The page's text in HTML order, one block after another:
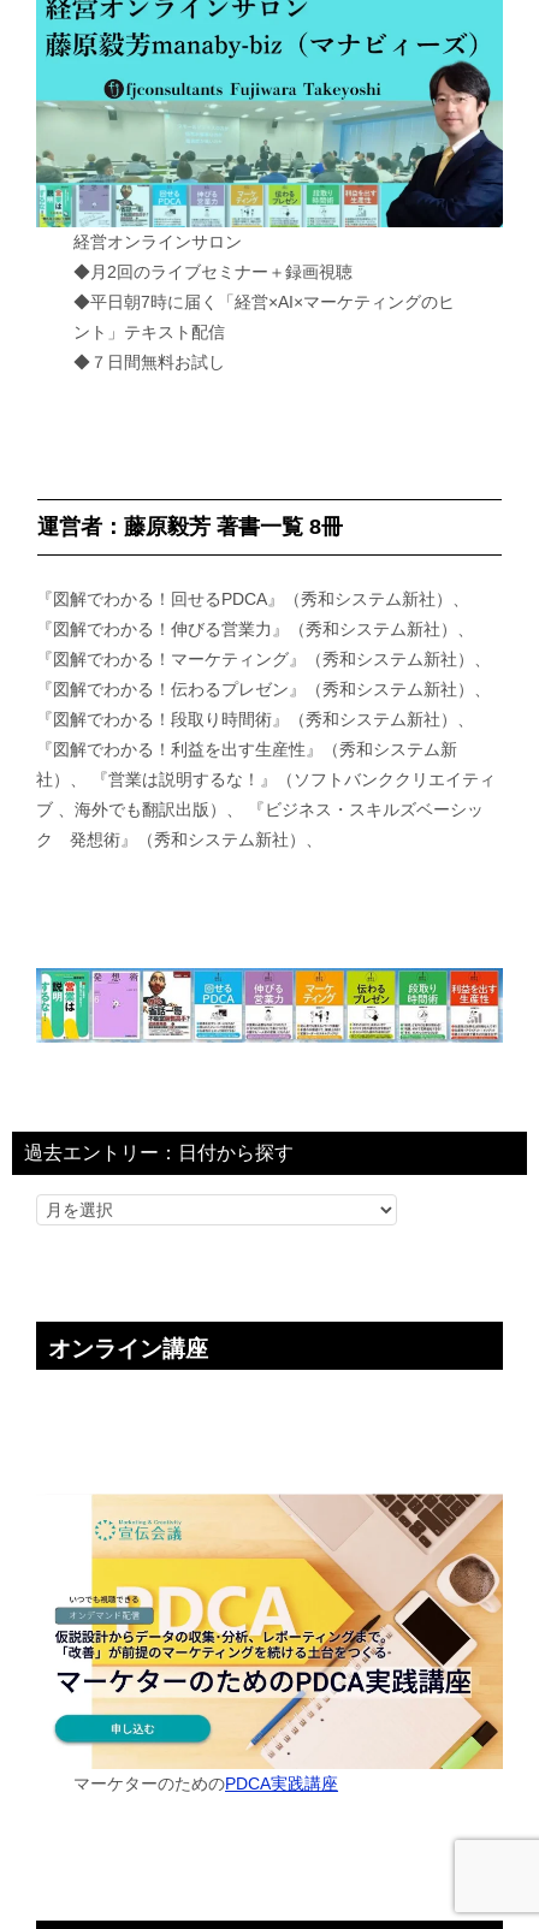
経営オンラインサロン
◆月2回のライブセミナー＋録画視聴
◆平日朝7時に届く「経営×AI×マーケティングのヒ
ント」テキスト配信
◆７日間無料お試し
運営者：藤原毅芳 著書一覧 8冊
『図解でわかる！回せるPDCA』（秀和システム新社）、
『図解でわかる！伸びる営業力』（秀和システム新社）、
『図解でわかる！マーケティング』（秀和システム新社）、
『図解でわかる！伝わるプレゼン』（秀和システム新社）、
『図解でわかる！段取り時間術』（秀和システム新社）、
『図解でわかる！利益を出す生産性』（秀和システム新
社）、 『営業は説明するな！』（ソフトバンククリエイティ
ブ 、海外でも翻訳出版）、 『ビジネス・スキルズベーシッ
ク 発想術』（秀和システム新社）、
過去エントリー：日付から探す
オンライン講座
マーケターのためのPDCA実践講座